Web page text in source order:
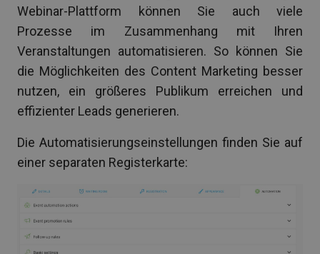
Webinar-Plattform können Sie auch viele
Prozesse im Zusammenhang mit Ihren
Veranstaltungen automatisieren. So können Sie
die Möglichkeiten des Content Marketing besser
nutzen, ein größeres Publikum erreichen und
effizienter Leads generieren.
Die Automatisierungseinstellungen finden Sie auf
einer separaten Registerkarte: